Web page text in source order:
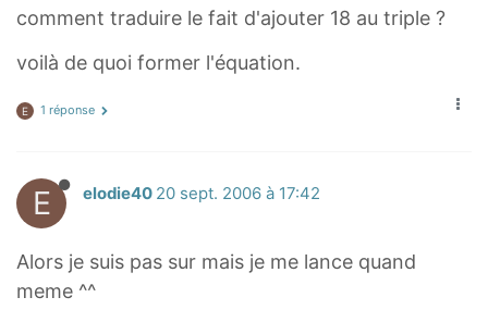
comment traduire le fait d'ajouter 18 au triple ?
voilà de quoi former l'équation.
E 1 réponse
E elodie40 20 sept. 2006 à 17:42
Alors je suis pas sur mais je me lance quand
meme ^^